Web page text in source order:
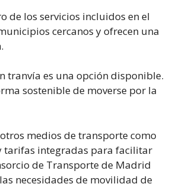
de los servicios incluidos en el
cercanos y ofrecen una
tranvía es una opción disponible.
sostenible de moverse por la
medios de transporte como
tarifas integradas para facilitar
de Transporte de Madrid
necesidades de movilidad de